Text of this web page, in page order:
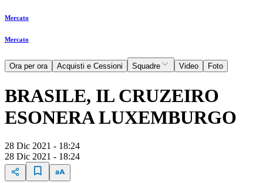
Mercato
Mercato
Ora per ora Acquisti e Cessioni Squadre Video Foto
BRASILE, IL CRUZEIRO
ESONERA LUXEMBURGO
28 Dic 2021 - 18:24
28 Dic 2021 - 18:24